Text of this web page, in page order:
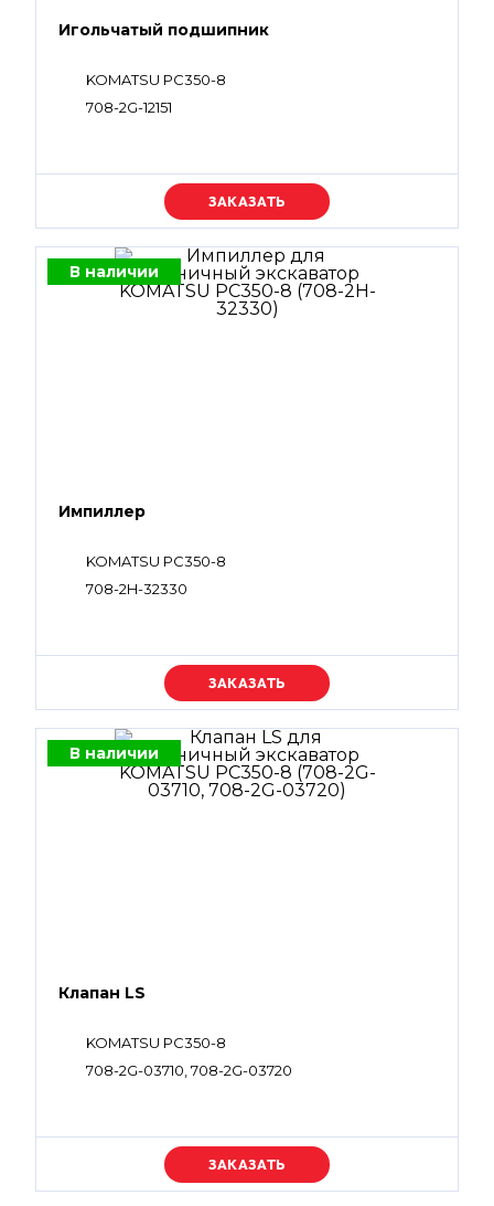
Игольчатый подшипник
KOMATSU PC350-8
708-2G-12151
Уточняйте цену
В наличии
Импиллер
KOMATSU PC350-8
708-2H-32330
Уточняйте цену
В наличии
Клапан LS
KOMATSU PC350-8
708-2G-03710, 708-2G-03720
Уточняйте цену